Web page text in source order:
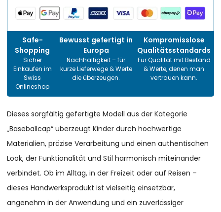
Safe-
Shopping
Sicher
Einkaufen im
Swiss
Onlineshop
Bewusst gefertigt in
Europa
Nachhaltigkeit – für
kurze Lieferwege & Werte
die überzeugen.
Kompromisslose
Qualitätsstandards
Für Qualität mit Bestand
& Werte, denen man
vertrauen kann.
Dieses sorgfältig gefertigte Modell aus der Kategorie
„Baseballcap“ überzeugt Kinder durch hochwertige
Materialien, präzise Verarbeitung und einen authentischen
Look, der Funktionalität und Stil harmonisch miteinander
verbindet. Ob im Alltag, in der Freizeit oder auf Reisen –
dieses Handwerksprodukt ist vielseitig einsetzbar,
angenehm in der Anwendung und ein zuverlässiger